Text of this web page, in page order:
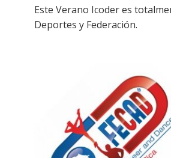
Este Verano Icoder es
Deportes y Federación.